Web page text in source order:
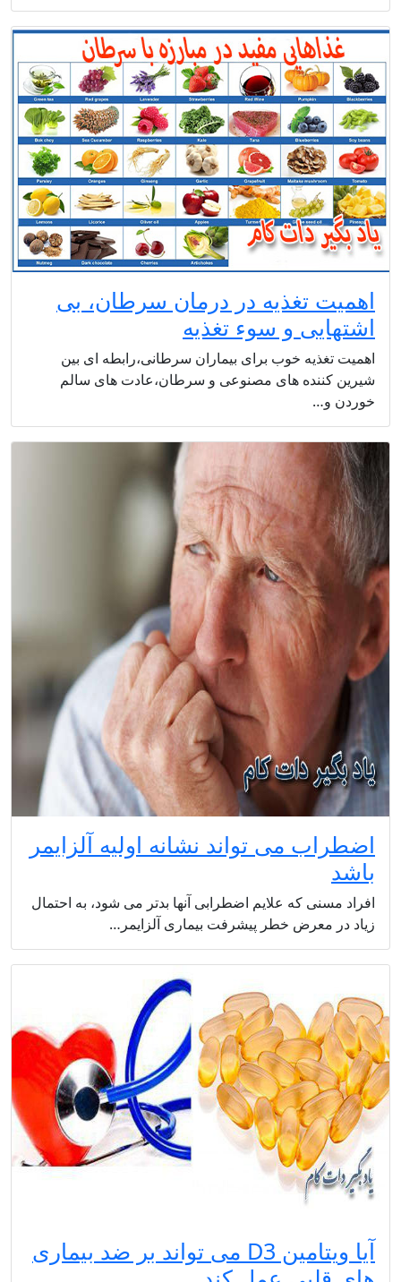
اهمیت تغذیه در درمان سرطان، بی
اشتهایی و سوء تغذیه
اهمیت تغذیه خوب برای بیماران سرطانی،رابطه ای بین
شیرین کننده های مصنوعی و سرطان،عادت های سالم
خوردن و…
اضطراب می تواند نشانه اولیه آلزایمر
باشد
افراد مسنی که علایم اضطرابی آنها بدتر می شود، به احتمال
زیاد در معرض خطر پیشرفت بیماری آلزایمر…
آیا ویتامین D3 می تواند بر ضد بیماری